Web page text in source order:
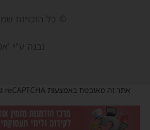
© כל הזכויות
נבנה ע"י
אתר זה מאובטח באמצעות reCAPTCHA וגוגל בכפוף